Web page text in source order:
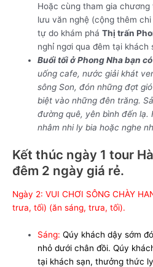
Hoặc cùng tham gia
lưu văn nghệ (cộng thêm
tự do khám pháThị trấn
nghỉ ngơi qua đêm tại khách
Buổi tối ở Phong Nha bạn
uống cafe, nước giải khát
sông Son, đón những đợt
biệt vào những đên trăng.
đường quê, yên bình đến lạ.
nhâm nhi ly bia hoặc nghe
Kết thúc ngày 1 tour
đêm 2 ngày giá rẻ.
Ngày 2: VUI CHƠI SÔNG CHÀY
trưa, tối) (ăn sáng, trưa, tối).
Sáng:Qúy khách dậy sớm
nhỏ dưới chân đồi.Qúy
tại khách sạn, thưởng thức